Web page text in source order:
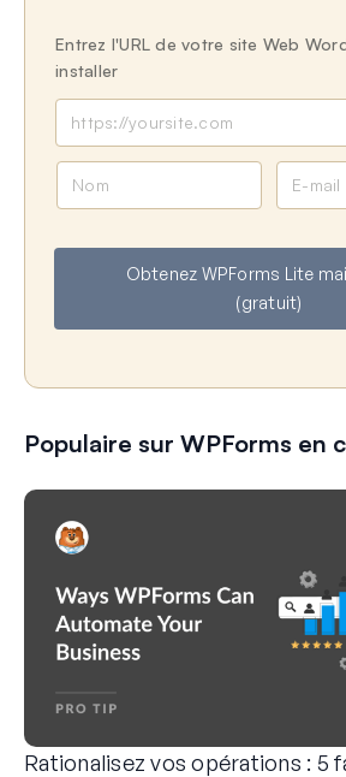
Entrez l'URL de votre site Web
installer
a
i
l
Obtenez WPForms Lite
(gratuit)
Populaire sur WPForms en
Rationalisez vos opérations : 5